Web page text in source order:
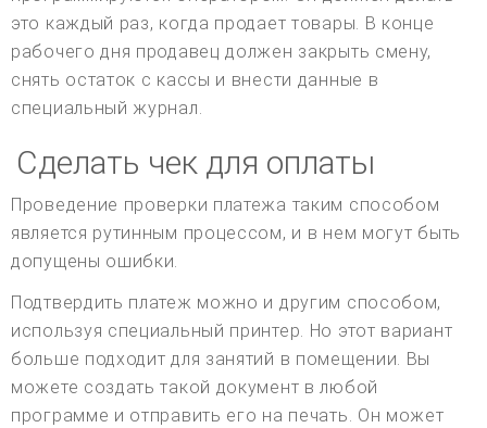
это каждый раз, когда продает товары. В конце
рабочего дня продавец должен закрыть смену,
снять остаток с кассы и внести данные в
специальный журнал.
Сделать чек для оплаты
Проведение проверки платежа таким способом
является рутинным процессом, и в нем могут быть
допущены ошибки.
Подтвердить платеж можно и другим способом,
используя специальный принтер. Но этот вариант
больше подходит для занятий в помещении. Вы
можете создать такой документ в любой
программе и отправить его на печать. Он может